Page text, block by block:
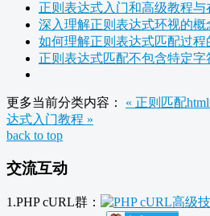
正则表达式入门和高级教程
深入理解正则表达式环视的概
如何理解正则表达式匹配过程
正则表达式匹配不包含特定
更多当前分类内容： « 正则匹配
达式入门教程 »
back to top
交流互动
1.PHP cURL群：